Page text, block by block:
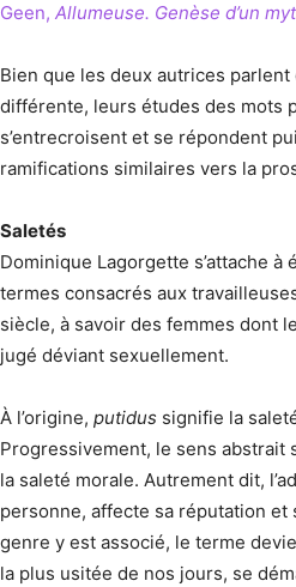
Geen, Allumeuse. Genèse d’un
Bien que les deux autrices
différente, leurs études des mots
s’entrecroisent et se répondent
ramifications similaires vers la
Saletés
Dominique Lagorgette s’attache à
termes consacrés aux
siècle, à savoir des femmes dont
jugé déviant sexuellement.
À l’origine, putidus signifie la
Progressivement, le sens abstrait
la saleté morale. Autrement dit,
personne, affecte sa réputation et
genre y est associé, le terme
la plus usitée de nos jours, se